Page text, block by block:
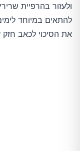
ולעזור בהרפיית
להתאים במיוחד
את הסיכוי לכאב